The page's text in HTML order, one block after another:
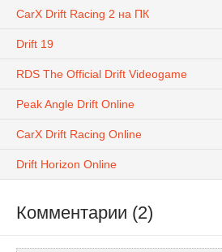
CarX Drift Racing 2 на ПК
Drift 19
RDS The Official Drift Videogame
Peak Angle Drift Online
CarX Drift Racing Online
Drift Horizon Online
Комментарии (2)